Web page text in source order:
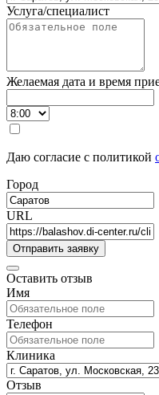
Услуга/специалист
Желаемая дата и время
Даю согласие с политикой
Город
URL
Оставить отзыв
Имя
Телефон
Клиника
Отзыв